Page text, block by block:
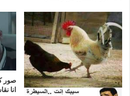
صور
انا